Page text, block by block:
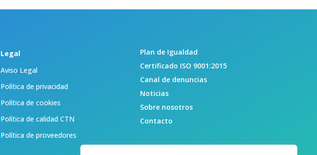
Legal
Aviso Legal
Política de privacidad
Política de cookies
Política de calidad CTN
Política de proveedores
Plan de Igualdad
Certificado ISO 9001:2015
Canal de denuncias
Noticias
Sobre nosotros
Contacto